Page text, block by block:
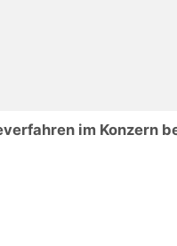
im Konzern